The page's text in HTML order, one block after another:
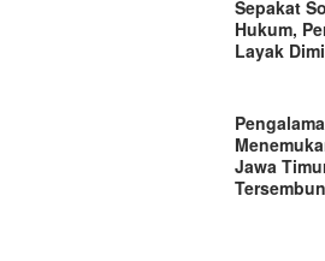
Sepakat
Hukum,
Layak
Jawa